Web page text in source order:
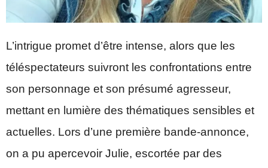
L’intrigue promet d’être intense, alors que les
téléspectateurs suivront les confrontations entre
son personnage et son présumé agresseur,
mettant en lumière des thématiques sensibles et
actuelles. Lors d’une première bande-annonce,
on a pu apercevoir Julie, escortée par des